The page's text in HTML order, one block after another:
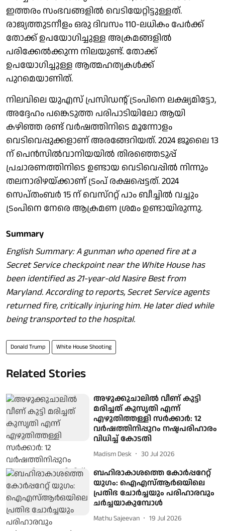
ഇത്തരം സംഭവങ്ങളില്‍ വെടിയേറ്റിട്ടുള്ളത്.
രാജ്യത്തുടനീളം ഒരു ദിവസം 110-ലധികം പേര്‍ക്ക്
തോക്ക് ഉപയോഗിച്ചുള്ള അക്രമങ്ങളില്‍
പരിക്കേല്‍ക്കുന്ന നിലയുണ്ട്. തോക്ക്
ഉപയോഗിച്ചുള്ള ആത്മഹത്യകള്‍ക്ക്
പുറമെയാണിത്.
നിലവിലെ യുഎസ് പ്രസിഡന്റ് ട്രംപിനെ ലക്ഷ്യമിട്ടോ,
അദ്ദേഹം പങ്കെടുത്ത പരിപാടിയിലോ ആയി
കഴിഞ്ഞ രണ്ട് വര്‍ഷത്തിനിടെ മൂന്നോളം
വെടിവെപ്പുക്കളാണ് അരങ്ങേറിയത്. 2024 ജൂലൈ 13
ന് പെന്‍സില്‍വാനിയയില്‍ തിരഞ്ഞെടുപ്പ്
പ്രചാരണത്തിനിടെ ഉണ്ടായ വെടിവെപ്പില്‍ നിന്നും
തലനാരിഴയ്ക്കാണ് ട്രംപ് രക്ഷപ്പെട്ടത്. 2024
സെപ്തംബര്‍ 15 ന് വെസ്‌ററ്റ് പാം ബീച്ചില്‍ വച്ചും
ട്രംപിനെ നേരെ ആക്രമണ ശ്രമം ഉണ്ടായിരുന്നു.
Summary
English Summary: A gunman who opened fire at a
Secret Service checkpoint near the White House has
been identified as 21-year-old Nasire Best from
Maryland. According to reports, Secret Service agents
returned fire, critically injuring him. He later died while
being transported to the hospital.
Donald Trump White House Shooting
Related Stories
അഴുക്കുചാലിൽ വീണ് കുട്ടി
മരിച്ചത് കുസൃതി എന്ന്
എഴുതിത്തള്ളി സർക്കാർ: 12
വർഷത്തിനിപ്പുറം നഷ്ടപരിഹാരം
വിധിച്ച് കോടതി
Madism Desk 30 Jul 2026
ബഹിരാകാശത്തെ കോര്‍പ്പറേറ്റ്
യുഗം: ഐഎസ്ആര്‍ഒയിലെ
പ്രതിഭ ചോര്‍ച്ചയും പരിഹാരവും
ചര്‍ച്ചയാകുമ്പോള്‍
Mathu Sajeevan 19 Jul 2026